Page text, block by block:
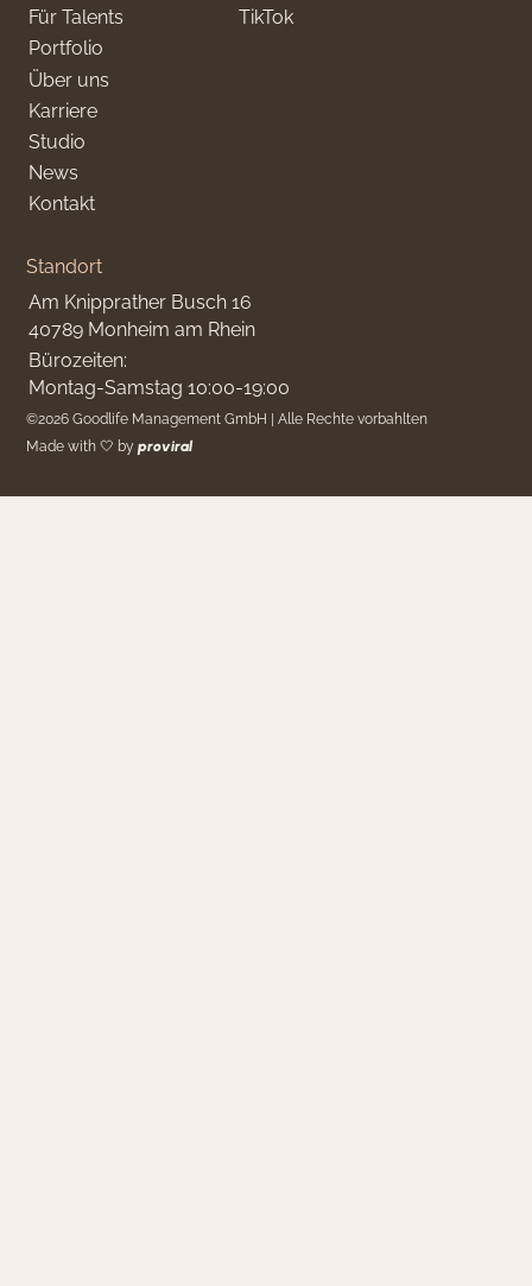
Für Talents
Portfolio
Über uns
Karriere
Studio
News
Kontakt
TikTok
Standort
Am Knipprather Busch 16
40789 Monheim am Rhein
Bürozeiten:
Montag-Samstag 10:00-19:00
©2026 Goodlife Management GmbH | Alle Rechte vorbahlten
Made with 🤍 byproviral